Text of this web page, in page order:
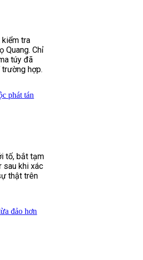
tra
Quang. Chỉ
túy đã
hợp.
phát tán
tố, bắt tạm
sau khi xác
thật trên
đảo hơn